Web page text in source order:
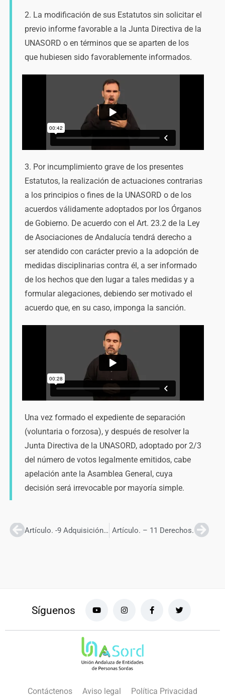
2. La modificación de sus Estatutos sin solicitar el
previo informe favorable a la Junta Directiva de la
UNASORD o en términos que se aparten de los
que hubiesen sido favorablemente informados.
3. Por incumplimiento grave de los presentes
Estatutos, la realización de actuaciones contrarias
a los principios o fines de la UNASORD o de los
acuerdos válidamente adoptados por los Órganos
de Gobierno. De acuerdo con el Art. 23.2 de la Ley
de Asociaciones de Andalucía tendrá derecho a
ser atendido con carácter previo a la adopción de
medidas disciplinarias contra él, a ser informado
de los hechos que den lugar a tales medidas y a
formular alegaciones, debiendo ser motivado el
acuerdo que, en su caso, imponga la sanción.
Una vez formado el expediente de separación
(voluntaria o forzosa), y después de resolver la
Junta Directiva de la UNASORD, adoptado por 2/3
del número de votos legalmente emitidos, cabe
apelación ante la Asamblea General, cuya
decisión será irrevocable por mayoría simple.
Artículo. -9 Adquisición de la condición de Miembro Asociado y Procedimiento de Admisión. Artículo. – 11 Derechos.
Síguenos
Contáctenos Aviso legal Política Privacidad